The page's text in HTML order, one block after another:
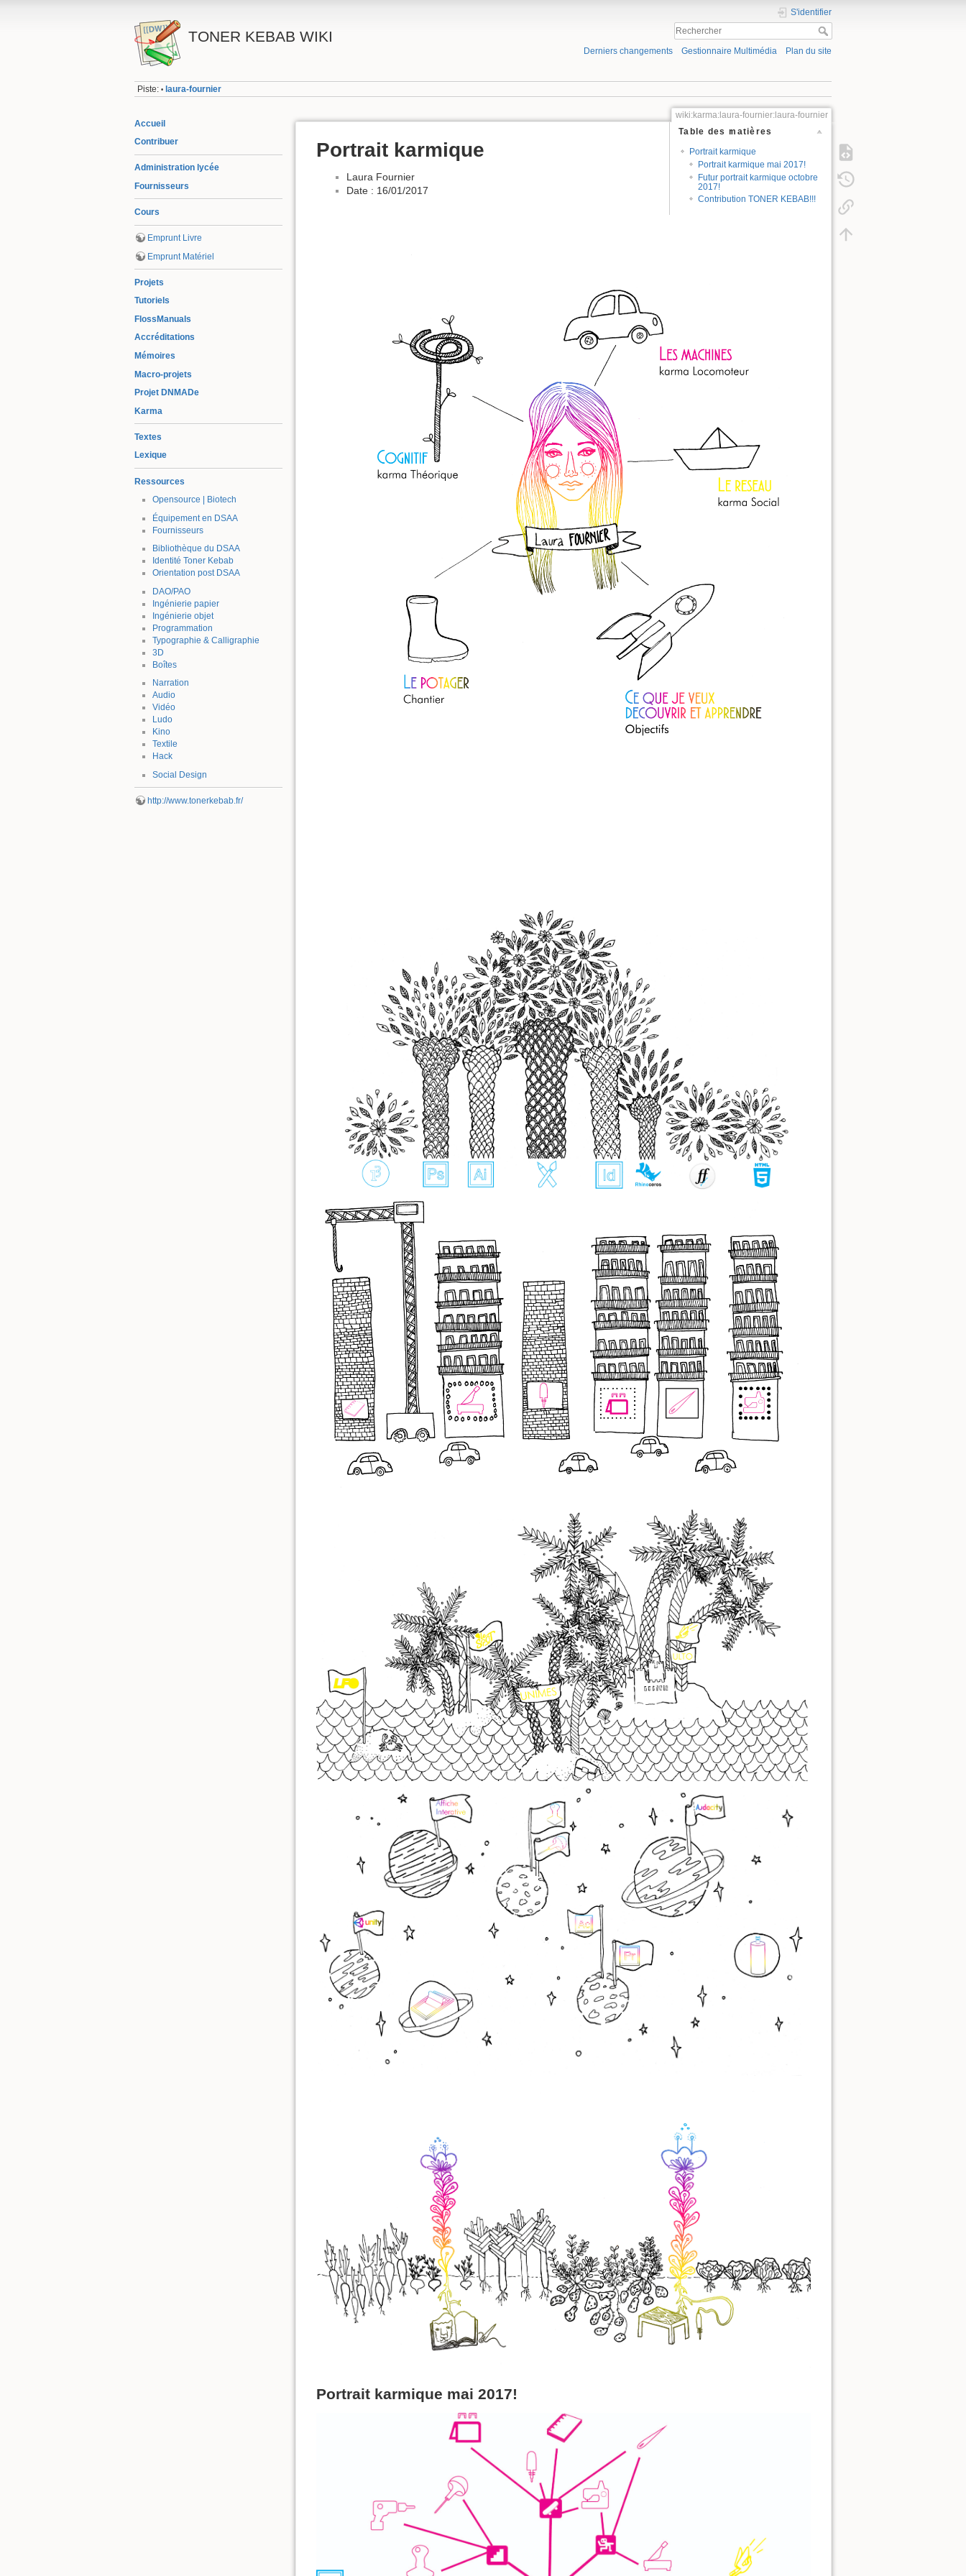
TONER KEBAB WIKI
S'identifier
Derniers changements Gestionnaire Multimédia Plan du site
Piste: • laura-fournier
Accueil
Contribuer
Administration lycée
Fournisseurs
Cours
Emprunt Livre
Emprunt Matériel
Projets
Tutoriels
FlossManuals
Accréditations
Mémoires
Macro-projets
Projet DNMADe
Karma
Textes
Lexique
Ressources
Opensource | Biotech
Équipement en DSAA
Fournisseurs
Bibliothèque du DSAA
Identité Toner Kebab
Orientation post DSAA
DAO/PAO
Ingénierie papier
Ingénierie objet
Programmation
Typographie & Calligraphie
3D
Boîtes
Narration
Audio
Vidéo
Ludo
Kino
Textile
Hack
Social Design
http://www.tonerkebab.fr/
wiki:karma:laura-fournier:laura-fournier
Table des matières
Portrait karmique
Portrait karmique mai 2017!
Futur portrait karmique octobre
2017!
Contribution TONER KEBAB!!!
Portrait karmique
Laura Fournier
Date : 16/01/2017
Portrait karmique mai 2017!